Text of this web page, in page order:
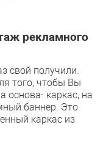
рекламного
свой получили.
того, чтобы Вы
основа- каркас, на
баннер. Это
каркас из